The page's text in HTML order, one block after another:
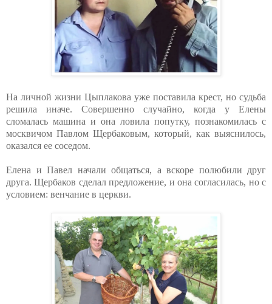
На личной жизни Цыплакова уже поставила крест, но судьба
решила иначе. Совершенно случайно, когда у Елены
сломалась машина и она ловила попутку, познакомилась с
москвичом Павлом Щербаковым, который, как выяснилось,
оказался ее соседом.
Елена и Павел начали общаться, а вскоре полюбили друг
друга. Щербаков сделал предложение, и она согласилась, но с
условием: венчание в церкви.